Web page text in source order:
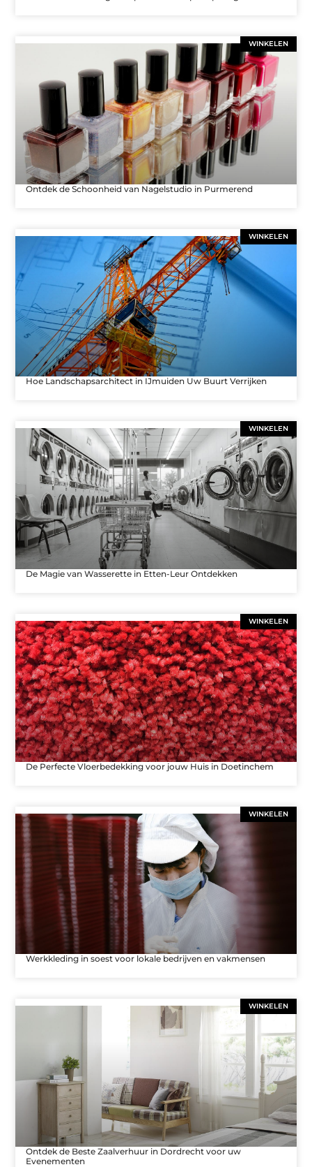
WINKELEN
Ontdek de Schoonheid van Nagelstudio in Purmerend
WINKELEN
Hoe Landschapsarchitect in IJmuiden Uw Buurt Verrijken
WINKELEN
De Magie van Wasserette in Etten-Leur Ontdekken
WINKELEN
De Perfecte Vloerbedekking voor jouw Huis in Doetinchem
WINKELEN
Werkkleding in soest voor lokale bedrijven en vakmensen
WINKELEN
Ontdek de Beste Zaalverhuur in Dordrecht voor uw
Evenementen